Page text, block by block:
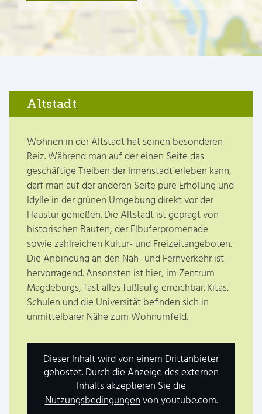
Altstadt
Wohnen in der Altstadt hat seinen besonderen
Reiz. Während man auf der einen Seite das
geschäftige Treiben der Innenstadt erleben kann,
darf man auf der anderen Seite pure Erholung und
Idylle in der grünen Umgebung direkt vor der
Haustür genießen. Die Altstadt ist geprägt von
historischen Bauten, der Elbuferpromenade
sowie zahlreichen Kultur- und Freizeitangeboten.
Die Anbindung an den Nah- und Fernverkehr ist
hervorragend. Ansonsten ist hier, im Zentrum
Magdeburgs, fast alles fußläufig erreichbar. Kitas,
Schulen und die Universität befinden sich in
unmittelbarer Nähe zum Wohnumfeld.
Dieser Inhalt wird von einem Drittanbieter
gehostet. Durch die Anzeige des externen
Inhalts akzeptieren Sie die
Nutzungsbedingungenvon youtube.com.